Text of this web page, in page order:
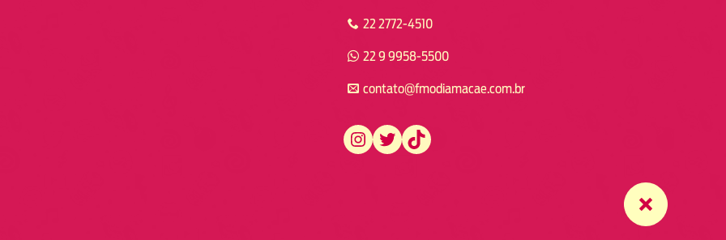
22 2772-4510
22 9 9958-5500
contato@fmodiamacae.com.br
https://www.instagram.com/fmodia.macae/ https://twitter.com/fmodia.macae/ https://www.tiktok.com/@fmodia.macae